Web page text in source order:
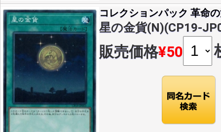
コレクションパック 革命
星の金貨(N)(CP19-
販売価格¥50